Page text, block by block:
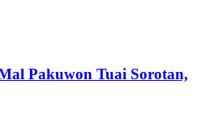
Pakuwon Tuai Sorotan,